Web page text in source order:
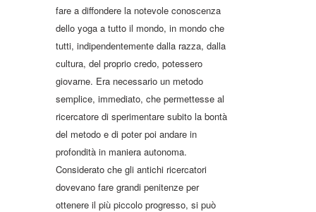
fare a diffondere la notevole conoscenza
dello yoga a tutto il mondo, in mondo che
tutti, indipendentemente dalla razza, dalla
cultura, del proprio credo, potessero
giovarne. Era necessario un metodo
semplice, immediato, che permettesse al
ricercatore di sperimentare subito la bontà
del metodo e di poter poi andare in
profondità in maniera autonoma.
Considerato che gli antichi ricercatori
dovevano fare grandi penitenze per
ottenere il più piccolo progresso, si può